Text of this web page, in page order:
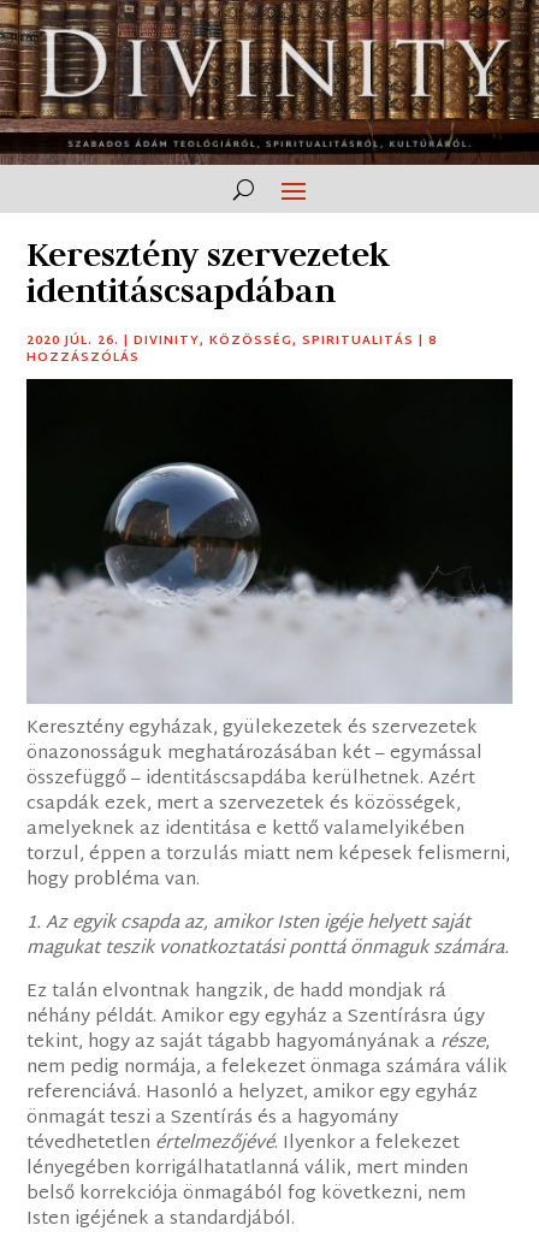
Keresztény szervezetek
identitáscsapdában
2020 JÚL. 26. |DIVINITY,KÖZÖSSÉG,SPIRITUALITÁS |8
HOZZÁSZÓLÁS
Keresztény egyházak, gyülekezetek és szervezetek
önazonosságuk meghatározásában két – egymással
összefüggő – identitáscsapdába kerülhetnek. Azért
csapdák ezek, mert a szervezetek és közösségek,
amelyeknek az identitása e kettő valamelyikében
torzul, éppen a torzulás miatt nem képesek felismerni,
hogy probléma van.
1. Az egyik csapda az, amikor Isten igéje helyett saját
magukat teszik vonatkoztatási ponttá önmaguk számára.
Ez talán elvontnak hangzik, de hadd mondjak rá
néhány példát. Amikor egy egyház a Szentírásra úgy
tekint, hogy az saját tágabb hagyományának arésze,
nem pedig normája, a felekezet önmaga számára válik
referenciává. Hasonló a helyzet, amikor egy egyház
önmagát teszi a Szentírás és a hagyomány
tévedhetetlen értelmezőjévé. Ilyenkor a felekezet
lényegében korrigálhatatlanná válik, mert minden
belső korrekciója önmagából fog következni, nem
Isten igéjének a standardjából.